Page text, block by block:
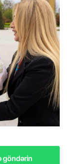
göndərin